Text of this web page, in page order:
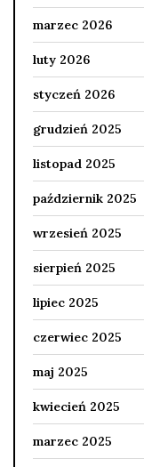
marzec 2026
luty 2026
styczeń 2026
grudzień 2025
listopad 2025
październik 2025
wrzesień 2025
sierpień 2025
lipiec 2025
czerwiec 2025
maj 2025
kwiecień 2025
marzec 2025